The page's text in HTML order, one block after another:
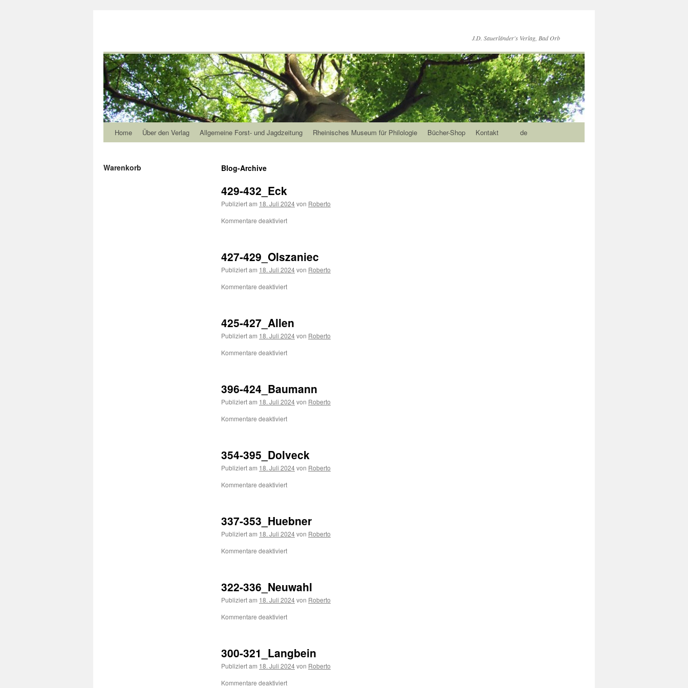
J.D. Sauerländer's Verlag, Bad Orb
Home Über den Verlag Allgemeine Forst- und Jagdzeitung Rheinisches Museum für Philologie Bücher-Shop Kontakt de
Blog-Archive
429-432_Eck
Publiziert am 18. Juli 2024von Roberto
Kommentare deaktiviert
427-429_Olszaniec
Publiziert am 18. Juli 2024von Roberto
Kommentare deaktiviert
425-427_Allen
Publiziert am 18. Juli 2024von Roberto
Kommentare deaktiviert
396-424_Baumann
Publiziert am 18. Juli 2024von Roberto
Kommentare deaktiviert
354-395_Dolveck
Publiziert am 18. Juli 2024von Roberto
Kommentare deaktiviert
337-353_Huebner
Publiziert am 18. Juli 2024von Roberto
Kommentare deaktiviert
322-336_Neuwahl
Publiziert am 18. Juli 2024von Roberto
Kommentare deaktiviert
300-321_Langbein
Publiziert am 18. Juli 2024von Roberto
Kommentare deaktiviert
Warenkorb